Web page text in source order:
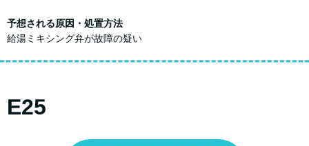
予想される原因・処置方法
給湯ミキシング弁が故障の疑い
E25